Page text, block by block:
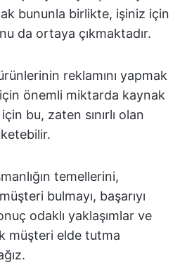
bununla birlikte, işiniz için
da ortaya çıkmaktadır.
reklamını yapmak
önemli miktarda kaynak
bu, zaten sınırlı olan
temellerini,
bulmayı, başarıyı
odaklı yaklaşımlar ve
müşteri elde tutma